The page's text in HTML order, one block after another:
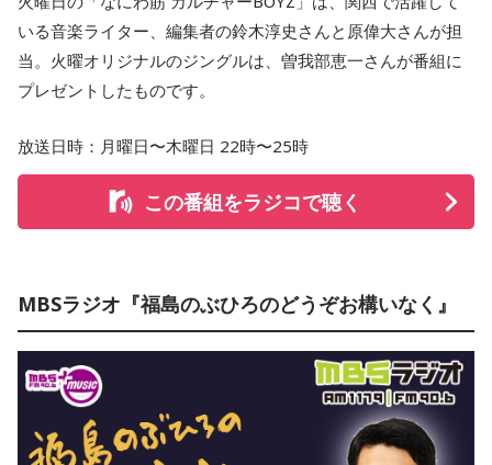
いる音楽ライター、編集者の鈴木淳史さんと原偉大さんが担
当。火曜オリジナルのジングルは、曽我部恵一さんが番組に
プレゼントしたものです。
放送日時：月曜日〜木曜日 22時〜25時
この番組をラジコで聴く
MBSラジオ『福島のぶひろのどうぞお構いなく』